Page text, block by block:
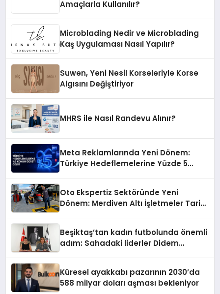
Amaçlarla Kullanılır?
Microblading Nedir ve Microblading
Kaş Uygulaması Nasıl Yapılır?
Suwen, Yeni Nesil Korseleriyle Korse
Algısını Değiştiriyor
MHRS ile Nasıl Randevu Alınır?
Meta Reklamlarında Yeni Dönem:
Türkiye Hedeflemelerine Yüzde 5
Oto Ekspertiz Sektöründe Yeni
Dönem: Merdiven Altı İşletmeler Tarih
Beşiktaş’tan kadın futbolunda önemli
adım: Sahadaki liderler Didem
Küresel ayakkabı pazarının 2030’da
588 milyar doları aşması bekleniyor